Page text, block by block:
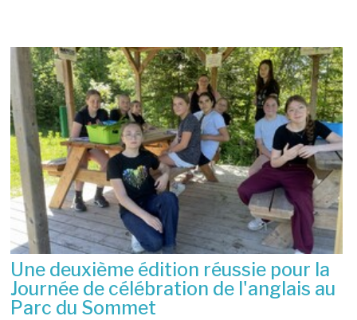
Une deuxième édition réussie pour la
Journée de célébration de l'anglais au
Parc du Sommet